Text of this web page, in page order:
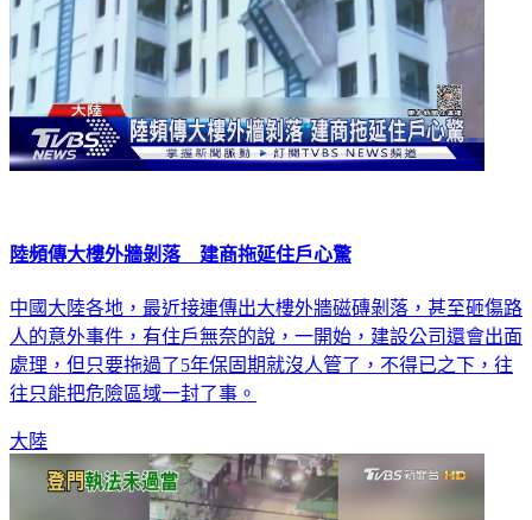
陸頻傳大樓外牆剝落 建商拖延住戶心驚
中國大陸各地，最近接連傳出大樓外牆磁磚剝落，甚至砸傷路
人的意外事件，有住戶無奈的說，一開始，建設公司還會出面
處理，但只要拖過了5年保固期就沒人管了，不得已之下，往
往只能把危險區域一封了事。
大陸